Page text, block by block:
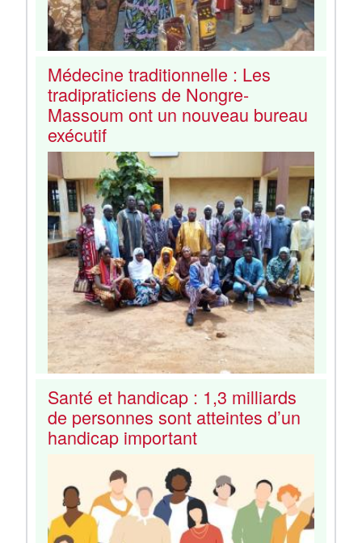
Médecine traditionnelle : Les
tradipraticiens de Nongre-
Massoum ont un nouveau bureau
exécutif
Santé et handicap : 1,3 milliards
de personnes sont atteintes d’un
handicap important